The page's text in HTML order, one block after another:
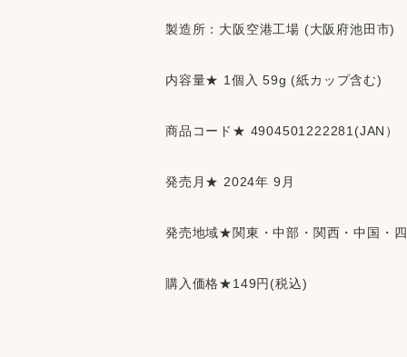
製造所：大阪空港工場 (大阪府池田市)
内容量★ 1個入 59g (紙カップ含む)
商品コード★ 4904501222281(JAN）
発売月★ 2024年 9月
発売地域★関東・中部・関西・中国・
購入価格★149円(税込)